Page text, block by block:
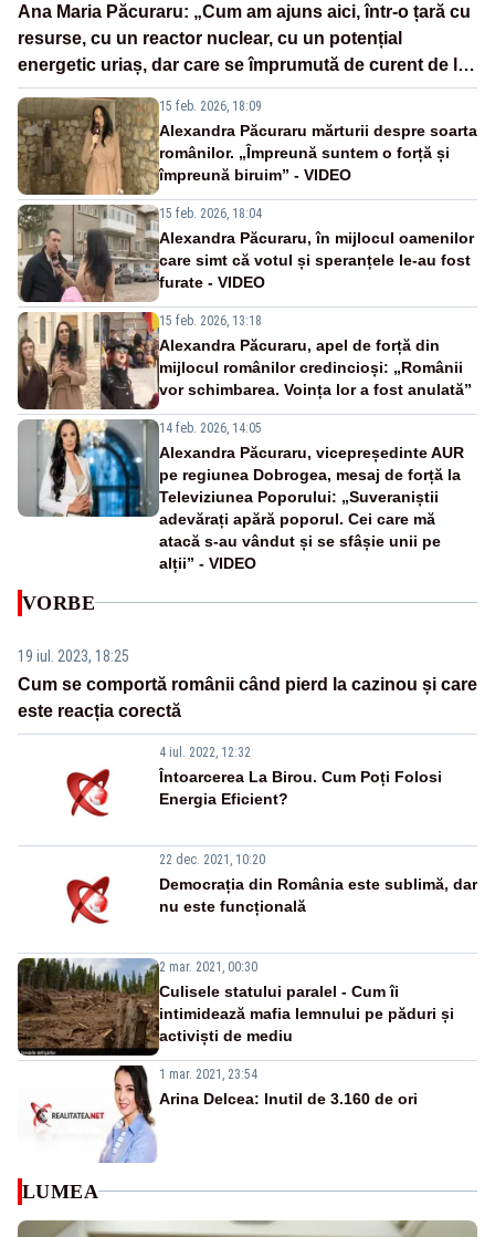
Ana Maria Păcuraru: „Cum am ajuns aici, într-o țară cu
resurse, cu un reactor nuclear, cu un potențial
energetic uriaș, dar care se împrumută de curent de la
vecini?”
15 feb. 2026, 18:09
Alexandra Păcuraru mărturii despre soarta
românilor. „Împreună suntem o forță și
împreună biruim” - VIDEO
15 feb. 2026, 18:04
Alexandra Păcuraru, în mijlocul oamenilor
care simt că votul și speranțele le-au fost
furate - VIDEO
15 feb. 2026, 13:18
Alexandra Păcuraru, apel de forță din
mijlocul românilor credincioși: „Românii
vor schimbarea. Voința lor a fost anulată”
14 feb. 2026, 14:05
Alexandra Păcuraru, vicepreședinte AUR
pe regiunea Dobrogea, mesaj de forță la
Televiziunea Poporului: „Suveraniștii
adevărați apără poporul. Cei care mă
atacă s-au vândut și se sfâșie unii pe
alții” - VIDEO
VORBE
19 iul. 2023, 18:25
Cum se comportă românii când pierd la cazinou și care
este reacția corectă
4 iul. 2022, 12:32
Întoarcerea La Birou. Cum Poți Folosi
Energia Eficient?
22 dec. 2021, 10:20
Democrația din România este sublimă, dar
nu este funcțională
2 mar. 2021, 00:30
Culisele statului paralel - Cum îi
intimidează mafia lemnului pe păduri și
activiști de mediu
1 mar. 2021, 23:54
Arina Delcea: Inutil de 3.160 de ori
LUMEA